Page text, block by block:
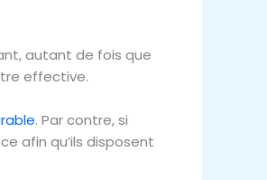
autant de fois que
effective.
. Par contre, si
afin qu’ils disposent